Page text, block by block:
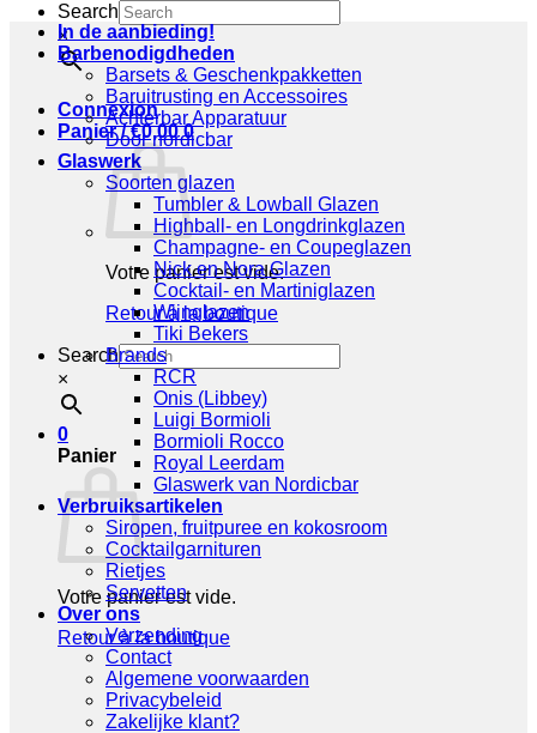
Search
×
Connexion
Panier /€0,00 0
Votre panier est vide.
Retour à la boutique
Search
×
0
Panier
Votre panier est vide.
Retour à la boutique
In de aanbieding!
Barbenodigdheden
Barsets & Geschenkpakketten
Baruitrusting en Accessoires
Achterbar Apparatuur
Door nordicbar
Glaswerk
Soorten glazen
Tumbler & Lowball Glazen
Highball- en Longdrinkglazen
Champagne- en Coupeglazen
Nick en Nora Glazen
Cocktail- en Martiniglazen
Wijnglazen
Tiki Bekers
Brands
RCR
Onis (Libbey)
Luigi Bormioli
Bormioli Rocco
Royal Leerdam
Glaswerk van Nordicbar
Verbruiksartikelen
Siropen, fruitpuree en kokosroom
Cocktailgarnituren
Rietjes
Servetten
Over ons
Verzending
Contact
Algemene voorwaarden
Privacybeleid
Zakelijke klant?